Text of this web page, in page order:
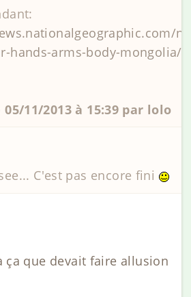
hands-arms-body-mongolia/
11/2013 à 15:39 par lolo
C'est pas encore fini
ça que devait faire allusion